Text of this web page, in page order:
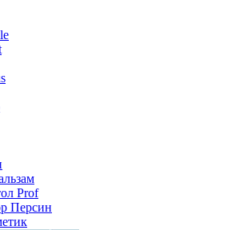
Prof
Персин